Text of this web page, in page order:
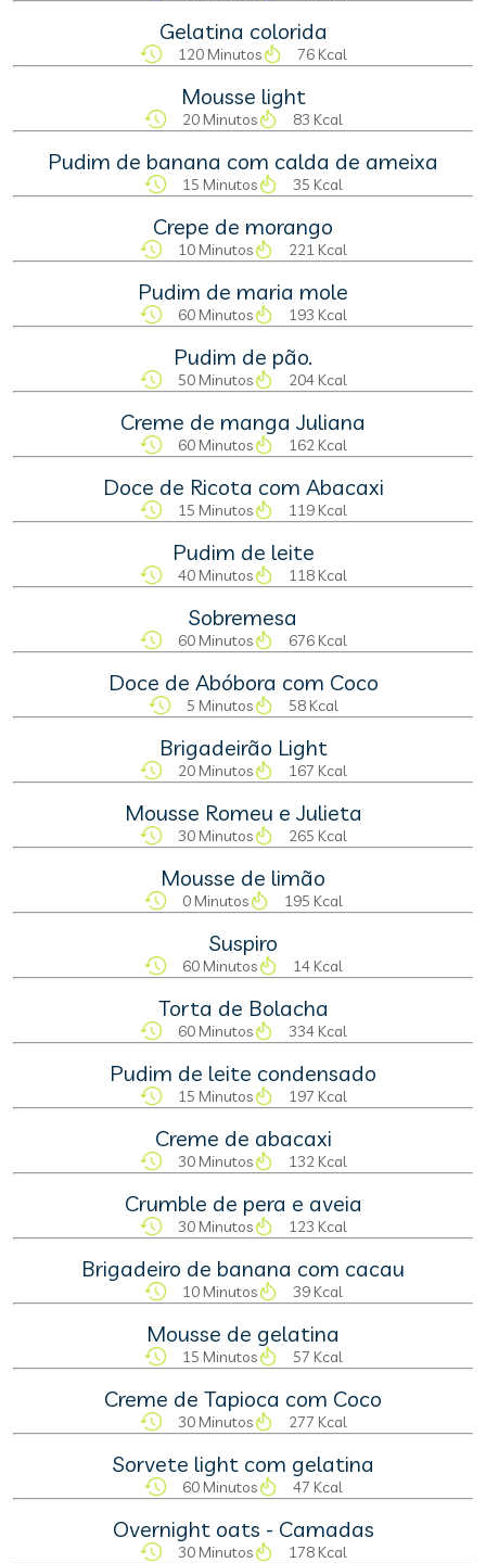
Gelatina colorida
120 Minutos 76 Kcal
Mousse light
20 Minutos 83 Kcal
Pudim de banana com calda de ameixa
15 Minutos 35 Kcal
Crepe de morango
10 Minutos 221 Kcal
Pudim de maria mole
60 Minutos 193 Kcal
Pudim de pão.
50 Minutos 204 Kcal
Creme de manga Juliana
60 Minutos 162 Kcal
Doce de Ricota com Abacaxi
15 Minutos 119 Kcal
Pudim de leite
40 Minutos 118 Kcal
Sobremesa
60 Minutos 676 Kcal
Doce de Abóbora com Coco
5 Minutos 58 Kcal
Brigadeirão Light
20 Minutos 167 Kcal
Mousse Romeu e Julieta
30 Minutos 265 Kcal
Mousse de limão
0 Minutos 195 Kcal
Suspiro
60 Minutos 14 Kcal
Torta de Bolacha
60 Minutos 334 Kcal
Pudim de leite condensado
15 Minutos 197 Kcal
Creme de abacaxi
30 Minutos 132 Kcal
Crumble de pera e aveia
30 Minutos 123 Kcal
Brigadeiro de banana com cacau
10 Minutos 39 Kcal
Mousse de gelatina
15 Minutos 57 Kcal
Creme de Tapioca com Coco
30 Minutos 277 Kcal
Sorvete light com gelatina
60 Minutos 47 Kcal
Overnight oats - Camadas
30 Minutos 178 Kcal